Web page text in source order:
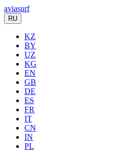
aviasurf
RU
KZ
BY
UZ
KG
EN
GB
DE
ES
FR
IT
CN
IN
PL